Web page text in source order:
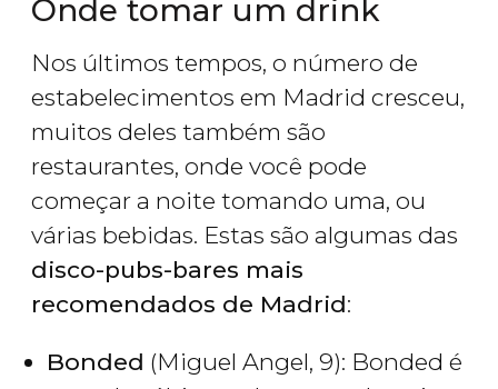
Onde tomar um drink
Nos últimos tempos, o número de
estabelecimentos em Madrid cresceu,
muitos deles também são
restaurantes, onde você pode
começar a noite tomando uma, ou
várias bebidas. Estas são algumas das
disco-pubs-bares mais
recomendados de Madrid:
Bonded (Miguel Angel, 9): Bonded é